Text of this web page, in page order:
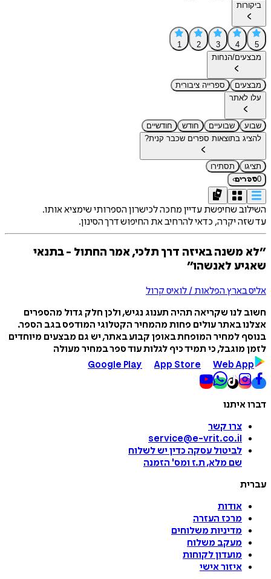
ביקורות
5
4
3
2
1
מבצעים/הנחות
מבצעים
ספרייה ציבורית
עלו לאתר
שבוע שבועיים חודש
חודשיים
להציג בתוצאות ספרים שכבר קנית?
תציגו
תסתירו
0ספרים›
השילוב שחיפשת עדיין מחכה לכישרון הספרותי שימציא אותו.
עד שזה יקרה, כדאי להרחיב את החיפוש דרך הסינון.
״לא משנה באיזה דרך תלכי, אמר החתול - בתנאי
שאגיע לאנשהו״
אליס בארץ הפלאות / לואיס קרול
חשוב לנו שקריאה תהיה תענוג נגיש, ולכן חלק גדול מהספרים
אצלנו באתר עולים פחות מהמחיר הקטלוגי המודפס בגב הספר.
בנוסף למחיר המופחת באופן קבוע באתר, יש גם מבצעים מיוחדים
לזמן מוגבל, כי תמיד כיף לגלות עוד ספר במחיר מעולה
Google Play
App Store Web App
דברו איתנו
צרו קשר
service@e-vrit.co.il
לביטול עסקה כדין יש לשלוח
שם מלא, ת.ז ומס' הזמנה
עברית
אודות
מרכז העזרה
מדיניות משלוחים
מעקב משלוח
מועדון לקוחות
איזור אישי